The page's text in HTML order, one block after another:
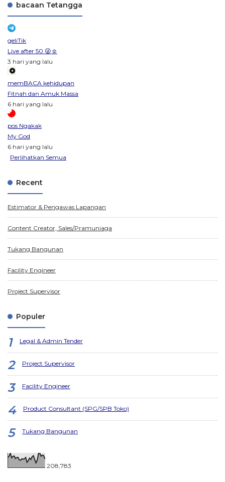
bacaan Tetangga
geliTik
Live after 50 😜☺️
3 hari yang lalu
memBACA kehidupan
Fitnah dan Amuk Massa
6 hari yang lalu
pos Ngakak
My God
6 hari yang lalu
Perlihatkan Semua
Recent
Estimator & Pengawas Lapangan
Content Creator, Sales/Pramuniaga
Tukang Bangunan
Facility Engineer
Project Supervisor
Populer
Legal & Admin Tender
Project Supervisor
Facility Engineer
Product Consultant (SPG/SPB Toko)
Tukang Bangunan
208,783